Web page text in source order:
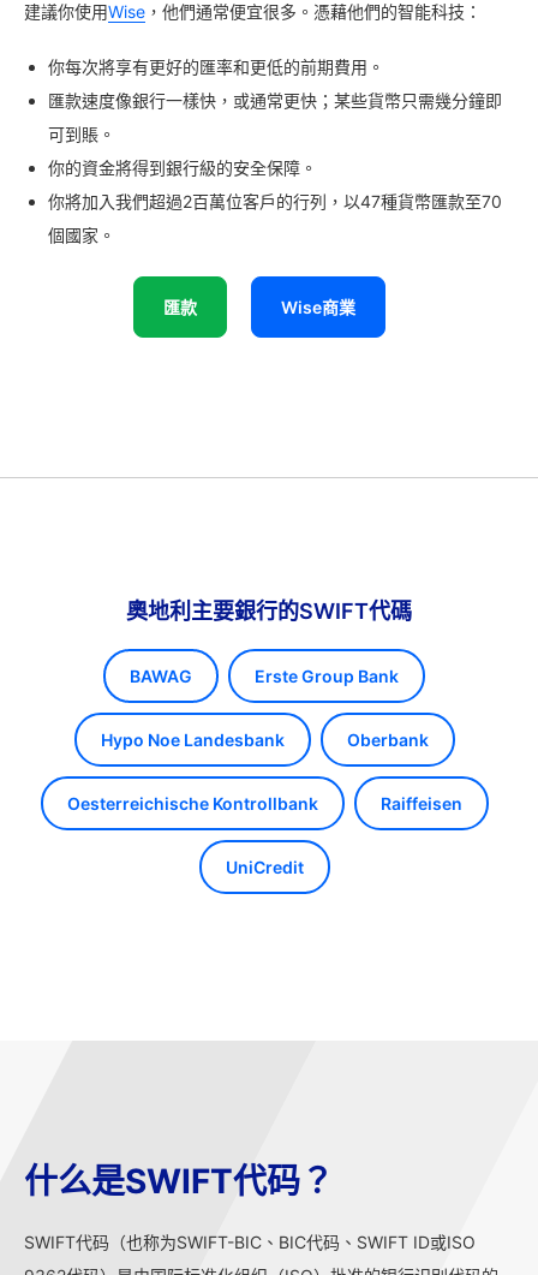
建議你使用Wise ，他們通常便宜很多。憑藉他們的智能科技：
你每次將享有更好的匯率和更低的前期費用。
匯款速度像銀行一樣快，或通常更快；某些貨幣只需幾分鐘即
可到賬。
你的資金將得到銀行級的安全保障。
你將加入我們超過2百萬位客戶的行列，以47種貨幣匯款至70
個國家。
匯款 Wise商業
奧地利主要銀行的SWIFT代碼
BAWAG Erste Group Bank
Hypo Noe Landesbank Oberbank
Oesterreichische Kontrollbank Raiffeisen
UniCredit
什么是SWIFT代码？
SWIFT代码（也称为SWIFT-BIC、BIC代码、SWIFT ID或ISO